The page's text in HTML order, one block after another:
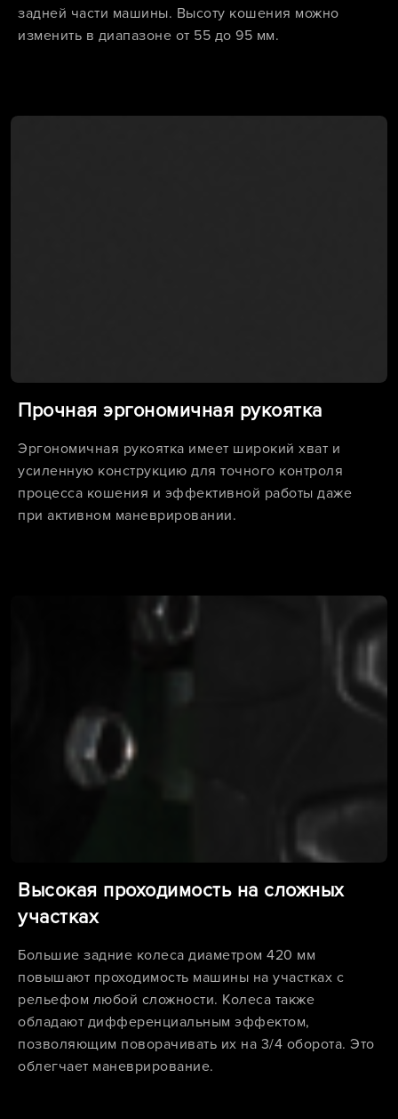
задней части машины. Высоту кошения можно
изменить в диапазоне от 55 до 95 мм.
Прочная эргономичная рукоятка
Эргономичная рукоятка имеет широкий хват и
усиленную конструкцию для точного контроля
процесса кошения и эффективной работы даже
при активном маневрировании.
Высокая проходимость на сложных
участках
Большие задние колеса диаметром 420 мм
повышают проходимость машины на участках с
рельефом любой сложности. Колеса также
обладают дифференциальным эффектом,
позволяющим поворачивать их на 3/4 оборота. Это
облегчает маневрирование.